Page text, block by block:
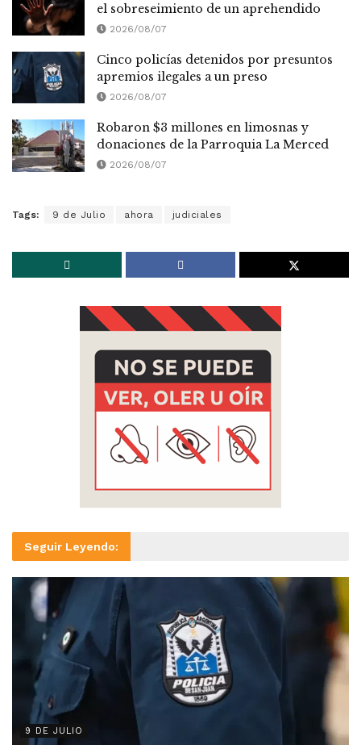
el sobreseimiento de un aprehendido
2026/08/07
Cinco policías detenidos por presuntos
apremios ilegales a un preso
2026/08/07
Robaron $3 millones en limosnas y
donaciones de la Parroquia La Merced
2026/08/07
Tags: 9 de Julio ahora judiciales
Seguir Leyendo:
9 DE JULIO